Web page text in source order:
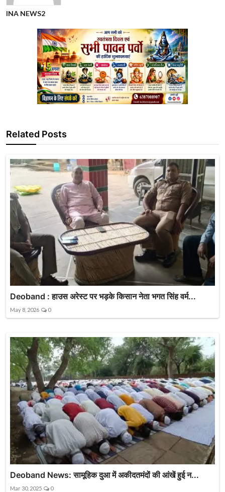
INA NEWS2
Related Posts
Deoband : हाउस अरेस्ट पर भड़के किसान नेता भगत सिंह वर्म...
May 8, 2026 0
Deoband News: सामूहिक दुआ में अकीदतमंदों की आंखें हुई न...
Mar 30, 2025 0